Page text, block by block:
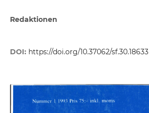
Redaktionen
DOI: https://doi.org/10.37062/sf.30.18633